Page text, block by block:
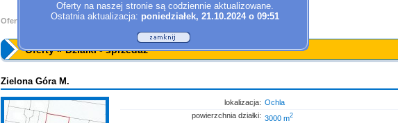
Oferty na naszej stronie są codziennie aktualizowane.
Ostatnia aktualizacja: poniedziałek, 21.10.2024 o 09:51
Oferty » Działki - sprzedaż
Oferty » Działki - sprzedaż
Zielona Góra M.
lokalizacja: Ochla
powierzchnia działki: 3000 m2